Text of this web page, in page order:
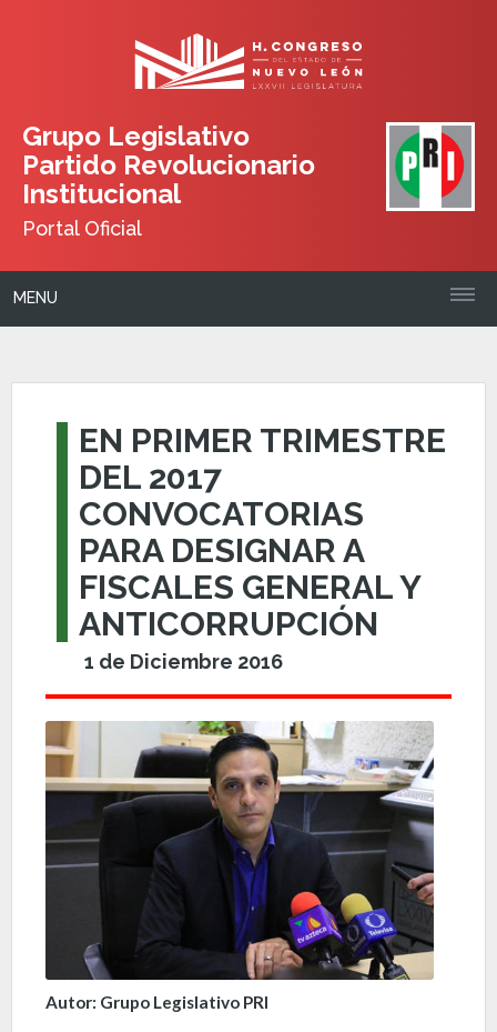
Grupo Legislativo
Partido Revolucionario
Institucional
Portal Oficial
MENU
EN PRIMER TRIMESTRE
DEL 2017
CONVOCATORIAS
PARA DESIGNAR A
FISCALES GENERAL Y
ANTICORRUPCIÓN
1 de Diciembre 2016
Autor: Grupo Legislativo PRI